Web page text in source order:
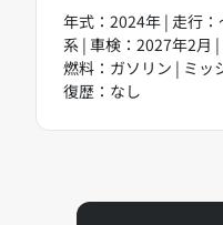
年式：2024年 | 走行
系 | 車検：2027年2月
燃料：ガソリン | ミッ
復歴：なし